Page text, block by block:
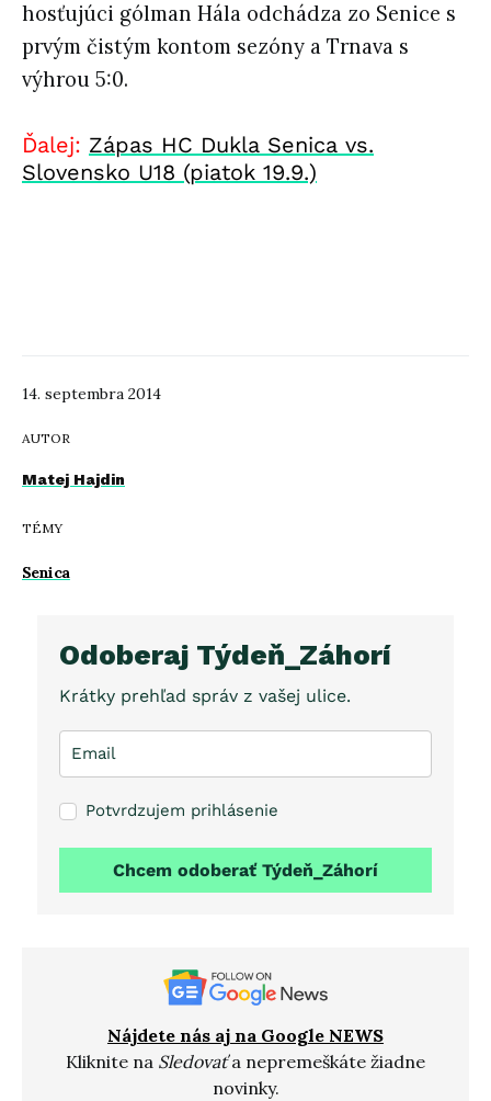
14. septembra 2014
AUTOR
Matej Hajdin
TÉMY
Senica
hosťujúci gólman Hála odchádza zo Senice s
prvým čistým kontom sezóny a Trnava s
výhrou 5:0.
Ďalej: Zápas HC Dukla Senica vs.
Slovensko U18 (piatok 19.9.)
Odoberaj Týdeň_Záhorí
Krátky prehľad správ z vašej ulice.
Potvrdzujem prihlásenie
Chcem odoberať Týdeň_Záhorí
Nájdete nás aj na Google NEWS
Kliknite na Sledovaťa nepremeškáte žiadne
novinky.